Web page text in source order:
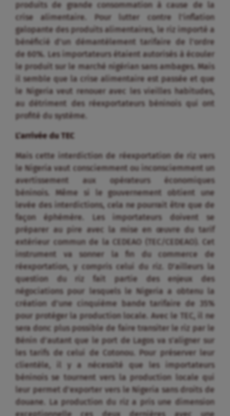
produits de grande consommation à cause de la
crise alimentaire. Pour lutter contre l’inflation
galopante des produits alimentaires, le riz importé a
bénéficié d’un démantèlement tarifaire de l’ordre
de 60%. Les importateurs étaient autorisés à écouler
le produit sur le marché nigérian sans ambages. Mais
il semble que la crise alimentaire est passée et que
le Nigeria veut renouer avec les vieilles habitudes,
au détriment des réexportateurs béninois qui ont
profité du système.
L’arrivée du TEC
Mais cette interdiction de réexportation de riz vers
le Nigeria vaut consciemment ou inconsciemment un
avertissement aux opérateurs économiques
béninois. Même si le gouvernement obtient une
levée des interdictions, cela ne pourrait être que de
façon éphémère. Les importateurs doivent se
préparer au pire avec la mise en œuvre du tarif
extérieur commun de la CEDEAO (TEC/CEDEAO). Cet
instrument va sonner la fin du commerce de
réexportation, y compris celui du riz. D’ailleurs la
question du riz fait partie des enjeux des
négociations pour lesquels le Nigeria a obtenu la
création d’une cinquième bande tarifaire de 35%
pour protéger la production locale. Avec le TEC, il ne
sera donc plus possible de faire transiter le riz par le
Bénin d’autant que le port de Lagos va s’aligner sur
les tarifs de celui de Cotonou. Pour préserver leur
clientèle, il y a nécessité que les importateurs
béninois se tournent vers la production locale qui
leur permet d’exporter vers le Nigeria sans droits de
douane. La production du riz a pris une dimension